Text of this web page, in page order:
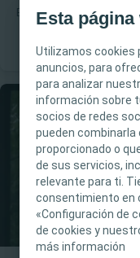
Esta
Utilizamos cookies
anuncios, para
para analizar
información sobre
socios de redes
pueden
proporcionado o
de sus servicios,
relevante para ti.
consentimiento en
«Configuración de
de cookies y
más información
sanitarios
destinado a
puede no ser
jurisdicciones.
asesoramiento
contenido no
asesoramiento
sustituir en
independiente
capacitado y
la atención al
sanitario. Para
Es importante que los
las decisiones
qué - y cómo hacerlo.